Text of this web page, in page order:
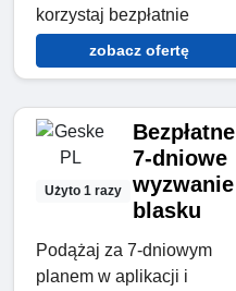
korzystaj bezpłatnie
zobacz ofertę
Użyto 1 razy
Bezpłatne
7-dniowe
wyzwanie
blasku
Podążaj za 7-dniowym
planem w aplikacji i